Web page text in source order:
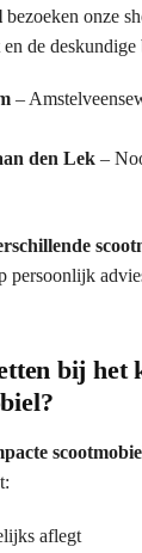
bezoeken onze
de
–
den Lek –
persoonlijk
bij het
aflegt